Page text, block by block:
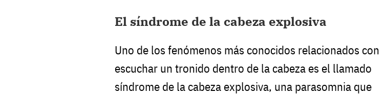
El síndrome de la cabeza explosiva
Uno de los fenómenos más conocidos relacionados con
escuchar un tronido dentro de la cabeza es el llamado
síndrome de la cabeza explosiva, una parasomnia que